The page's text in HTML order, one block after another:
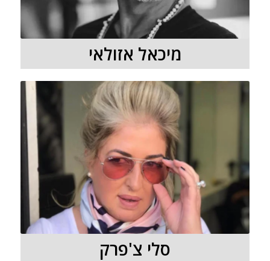
מיכאל אזולאי
סלי צ'פרק